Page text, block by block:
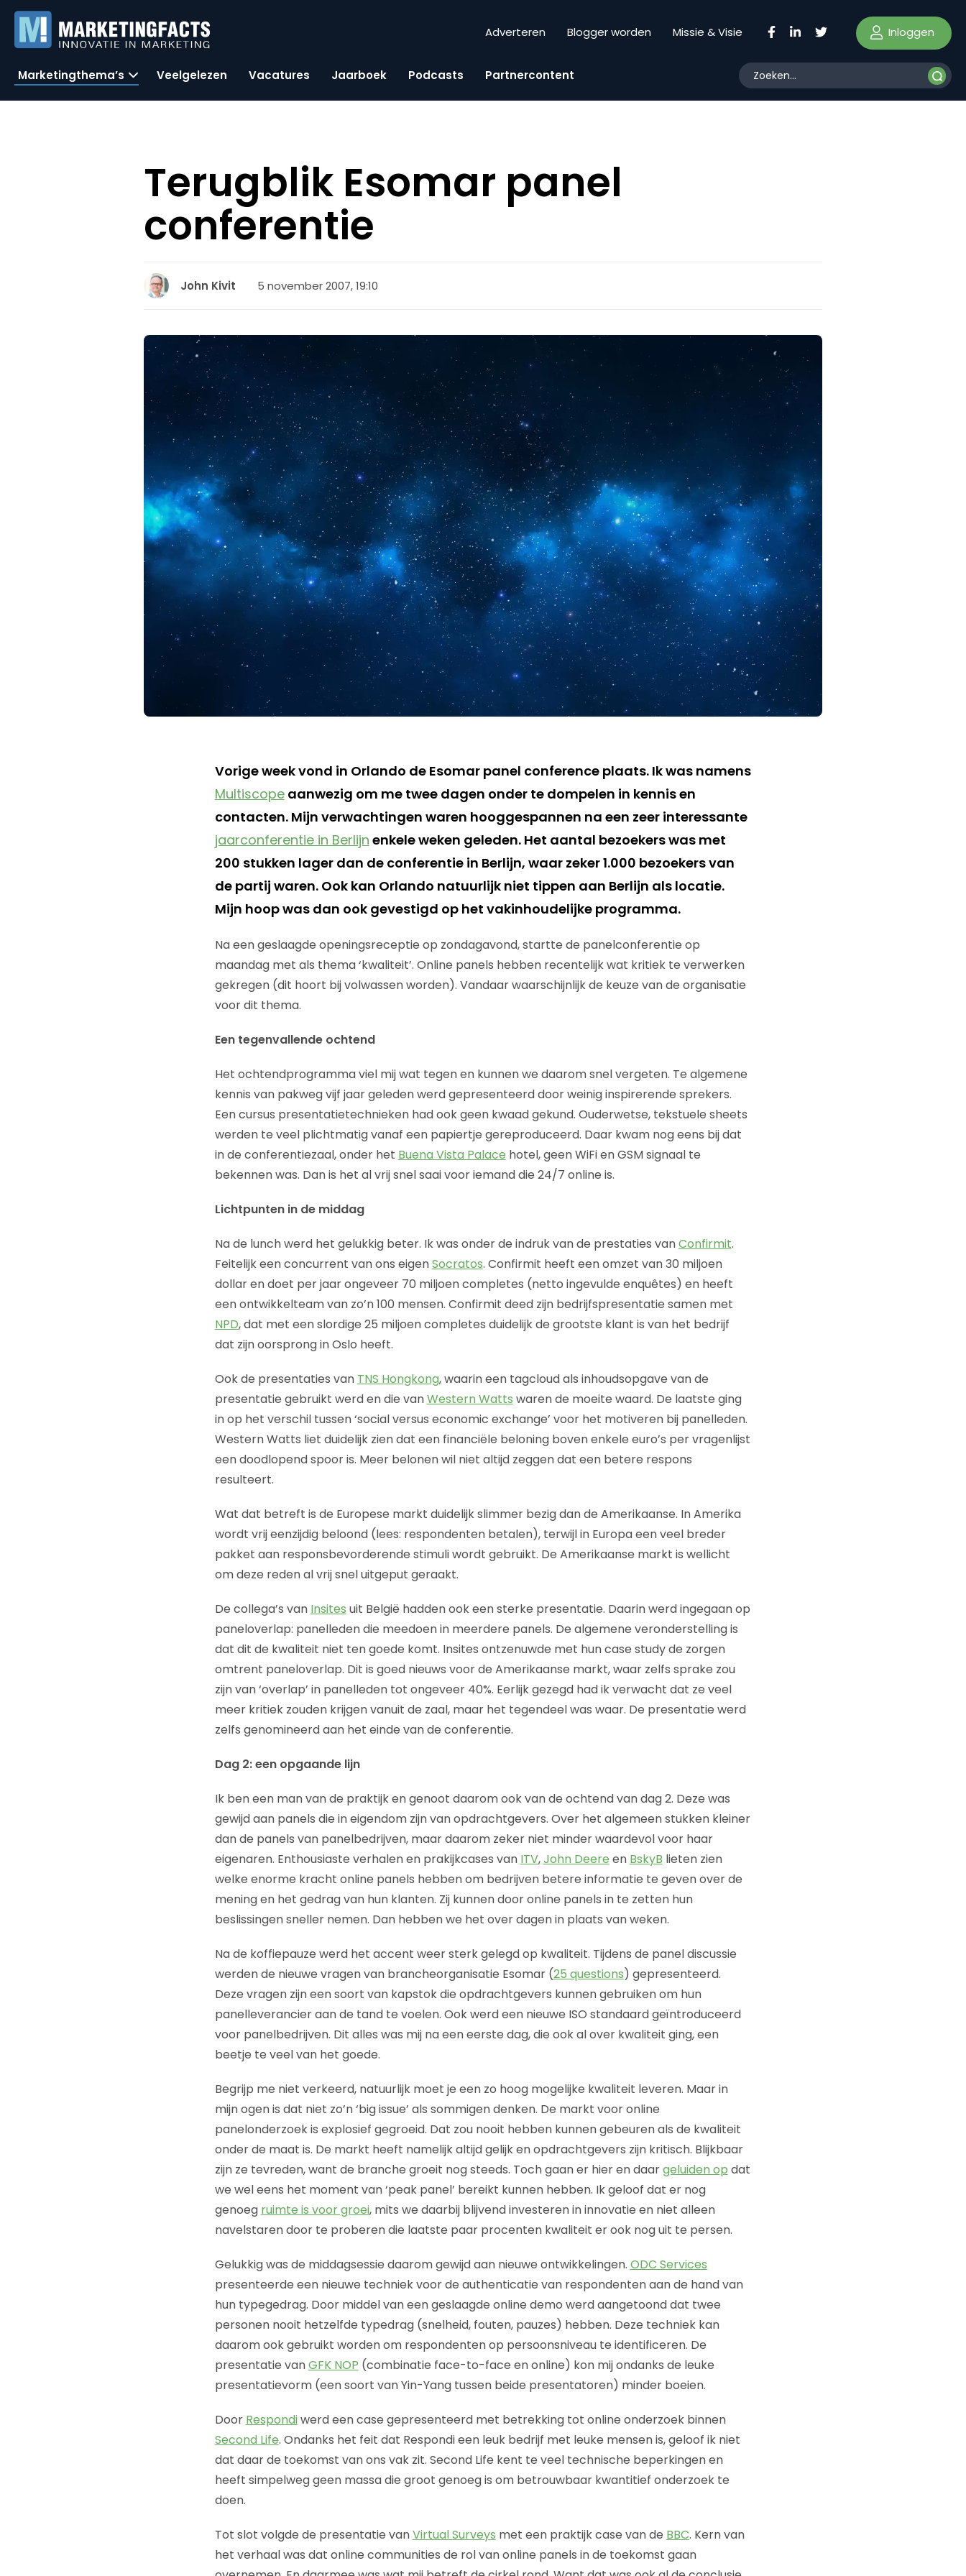
Adverteren Blogger worden Missie & Visie Inloggen
Marketingthema’s Veelgelezen Vacatures Jaarboek Podcasts Partnercontent
Terugblik Esomar panel
conferentie
John Kivit 5 november 2007, 19:10
Vorige week vond in Orlando de Esomar panel conference plaats. Ik was namens
Multiscopeaanwezig om me twee dagen onder te dompelen in kennis en
contacten. Mijn verwachtingen waren hooggespannen na een zeer interessante
jaarconferentie in Berlijn enkele weken geleden. Het aantal bezoekers was met
200 stukken lager dan de conferentie in Berlijn, waar zeker 1.000 bezoekers van
de partij waren. Ook kan Orlando natuurlijk niet tippen aan Berlijn als locatie.
Mijn hoop was dan ook gevestigd op het vakinhoudelijke programma.
Na een geslaagde openingsreceptie op zondagavond, startte de panelconferentie op
maandag met als thema ‘kwaliteit’. Online panels hebben recentelijk wat kritiek te verwerken
gekregen (dit hoort bij volwassen worden). Vandaar waarschijnlijk de keuze van de organisatie
voor dit thema.
Een tegenvallende ochtend
Het ochtendprogramma viel mij wat tegen en kunnen we daarom snel vergeten. Te algemene
kennis van pakweg vijf jaar geleden werd gepresenteerd door weinig inspirerende sprekers.
Een cursus presentatietechnieken had ook geen kwaad gekund. Ouderwetse, tekstuele sheets
werden te veel plichtmatig vanaf een papiertje gereproduceerd. Daar kwam nog eens bij dat
in de conferentiezaal, onder het Buena Vista Palace hotel, geen WiFi en GSM signaal te
bekennen was. Dan is het al vrij snel saai voor iemand die 24/7 online is.
Lichtpunten in de middag
Na de lunch werd het gelukkig beter. Ik was onder de indruk van de prestaties vanConfirmit.
Feitelijk een concurrent van ons eigenSocratos. Confirmit heeft een omzet van 30 miljoen
dollar en doet per jaar ongeveer 70 miljoen completes (netto ingevulde enquêtes) en heeft
een ontwikkelteam van zo’n 100 mensen. Confirmit deed zijn bedrijfspresentatie samen met
NPD, dat met een slordige 25 miljoen completes duidelijk de grootste klant is van het bedrijf
dat zijn oorsprong in Oslo heeft.
Ook de presentaties van TNS Hongkong, waarin een tagcloud als inhoudsopgave van de
presentatie gebruikt werd en die vanWestern Watts waren de moeite waard. De laatste ging
in op het verschil tussen ‘social versus economic exchange’ voor het motiveren bij panelleden.
Western Watts liet duidelijk zien dat een financiële beloning boven enkele euro’s per vragenlijst
een doodlopend spoor is. Meer belonen wil niet altijd zeggen dat een betere respons
resulteert.
Wat dat betreft is de Europese markt duidelijk slimmer bezig dan de Amerikaanse. In Amerika
wordt vrij eenzijdig beloond (lees: respondenten betalen), terwijl in Europa een veel breder
pakket aan responsbevorderende stimuli wordt gebruikt. De Amerikaanse markt is wellicht
om deze reden al vrij snel uitgeput geraakt.
De collega’s van Insites uit België hadden ook een sterke presentatie. Daarin werd ingegaan op
paneloverlap: panelleden die meedoen in meerdere panels. De algemene veronderstelling is
dat dit de kwaliteit niet ten goede komt. Insites ontzenuwde met hun case study de zorgen
omtrent paneloverlap. Dit is goed nieuws voor de Amerikaanse markt, waar zelfs sprake zou
zijn van ‘overlap’ in panelleden tot ongeveer 40%. Eerlijk gezegd had ik verwacht dat ze veel
meer kritiek zouden krijgen vanuit de zaal, maar het tegendeel was waar. De presentatie werd
zelfs genomineerd aan het einde van de conferentie.
Dag 2: een opgaande lijn
Ik ben een man van de praktijk en genoot daarom ook van de ochtend van dag 2. Deze was
gewijd aan panels die in eigendom zijn van opdrachtgevers. Over het algemeen stukken kleiner
dan de panels van panelbedrijven, maar daarom zeker niet minder waardevol voor haar
eigenaren. Enthousiaste verhalen en prakijkcases van ITV,John Deere en BskyB lieten zien
welke enorme kracht online panels hebben om bedrijven betere informatie te geven over de
mening en het gedrag van hun klanten. Zij kunnen door online panels in te zetten hun
beslissingen sneller nemen. Dan hebben we het over dagen in plaats van weken.
Na de koffiepauze werd het accent weer sterk gelegd op kwaliteit. Tijdens de panel discussie
werden de nieuwe vragen van brancheorganisatie Esomar (25 questions) gepresenteerd.
Deze vragen zijn een soort van kapstok die opdrachtgevers kunnen gebruiken om hun
panelleverancier aan de tand te voelen. Ook werd een nieuwe ISO standaard geïntroduceerd
voor panelbedrijven. Dit alles was mij na een eerste dag, die ook al over kwaliteit ging, een
beetje te veel van het goede.
Begrijp me niet verkeerd, natuurlijk moet je een zo hoog mogelijke kwaliteit leveren. Maar in
mijn ogen is dat niet zo’n ‘big issue’ als sommigen denken. De markt voor online
panelonderzoek is explosief gegroeid. Dat zou nooit hebben kunnen gebeuren als de kwaliteit
onder de maat is. De markt heeft namelijk altijd gelijk en opdrachtgevers zijn kritisch. Blijkbaar
zijn ze tevreden, want de branche groeit nog steeds. Toch gaan er hier en daargeluiden op dat
we wel eens het moment van ‘peak panel’ bereikt kunnen hebben. Ik geloof dat er nog
genoeg ruimte is voor groei, mits we daarbij blijvend investeren in innovatie en niet alleen
navelstaren door te proberen die laatste paar procenten kwaliteit er ook nog uit te persen.
Gelukkig was de middagsessie daarom gewijd aan nieuwe ontwikkelingen. ODC Services
presenteerde een nieuwe techniek voor de authenticatie van respondenten aan de hand van
hun typegedrag. Door middel van een geslaagde online demo werd aangetoond dat twee
personen nooit hetzelfde typedrag (snelheid, fouten, pauzes) hebben. Deze techniek kan
daarom ook gebruikt worden om respondenten op persoonsniveau te identificeren. De
presentatie vanGFK NOP (combinatie face-to-face en online) kon mij ondanks de leuke
presentatievorm (een soort van Yin-Yang tussen beide presentatoren) minder boeien.
Door Respondiwerd een case gepresenteerd met betrekking tot online onderzoek binnen
Second Life. Ondanks het feit dat Respondi een leuk bedrijf met leuke mensen is, geloof ik niet
dat daar de toekomst van ons vak zit. Second Life kent te veel technische beperkingen en
heeft simpelweg geen massa die groot genoeg is om betrouwbaar kwantitief onderzoek te
doen.
Tot slot volgde de presentatie vanVirtual Surveys met een praktijk case van de BBC. Kern van
het verhaal was dat online communities de rol van online panels in de toekomst gaan